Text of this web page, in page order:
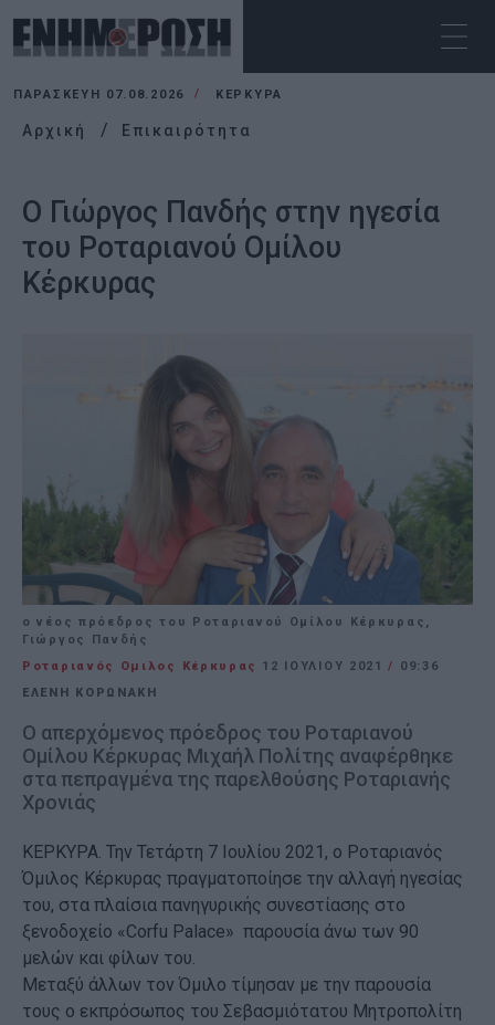
ΠΑΡΑΣΚΕΥΉ 07.08.2026 ΚΕΡΚΥΡΑ
Αρχική Επικαιρότητα
Ο Γιώργος Πανδής στην ηγεσία
του Ροταριανού Ομίλου
Κέρκυρας
ο νέος πρόεδρος του Ροταριανού Ομίλου Κέρκυρας,
Γιώργος Πανδής
Ροταριανός Ομιλος Κέρκυρας
12 ΙΟΥΛΊΟΥ 2021/ 09:36
ΕΛΕΝΗ ΚΟΡΩΝΑΚΗ
Ο απερχόμενος πρόεδρος του Ροταριανού
Ομίλου Κέρκυρας Μιχαήλ Πολίτης αναφέρθηκε
στα πεπραγμένα της παρελθούσης Ροταριανής
Χρονιάς
ΚΕΡΚΥΡΑ. Την Τετάρτη 7 Ιουλίου 2021, ο Ροταριανός
Όμιλος Κέρκυρας πραγματοποίησε την αλλαγή ηγεσίας
του, στα πλαίσια πανηγυρικής συνεστίασης στο
ξενοδοχείο «Corfu Palace» παρουσία άνω των 90
μελών και φίλων του.
Μεταξύ άλλων τον Όμιλο τίμησαν με την παρουσία
τους ο εκπρόσωπος του Σεβασμιότατου Μητροπολίτη